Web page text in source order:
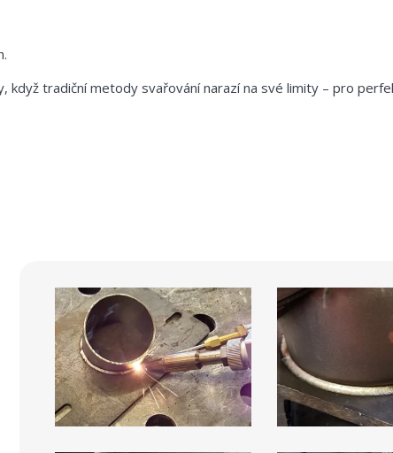
když tradiční metody svařování narazí na své limity – pro